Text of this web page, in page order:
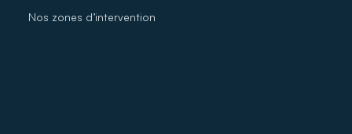
Nos zones d’intervention